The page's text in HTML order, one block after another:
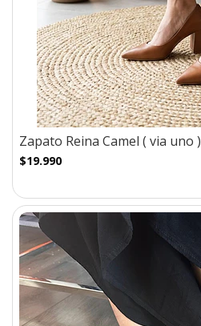
Zapato Reina Camel ( via uno )
$19.990